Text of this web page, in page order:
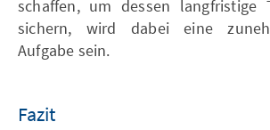
schaffen, um dessen langfristige
sichern, wird dabei eine
Aufgabe sein.
Fazit